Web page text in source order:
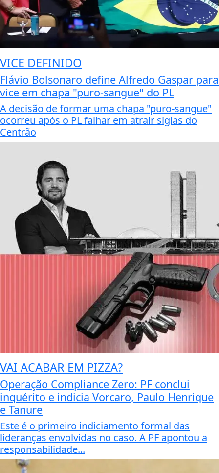
VICE DEFINIDO
Flávio Bolsonaro define Alfredo Gaspar para
vice em chapa "puro-sangue" do PL
A decisão de formar uma chapa "puro-sangue"
ocorreu após o PL falhar em atrair siglas do
Centrão
VAI ACABAR EM PIZZA?
Operação Compliance Zero: PF conclui
inquérito e indicia Vorcaro, Paulo Henrique
e Tanure
Este é o primeiro indiciamento formal das
lideranças envolvidas no caso. A PF apontou a
responsabilidade...